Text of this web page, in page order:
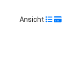
Ansicht